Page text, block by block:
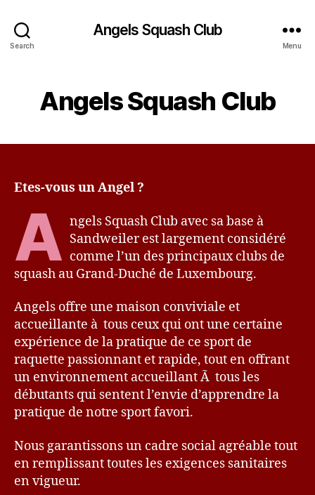
Search
Angels Squash Club
Menu
Angels Squash Club
Etes-vous un Angel ?
A ngels Squash Club avec sa base à
Sandweiler est largement considéré
comme l’un des principaux clubs de
squash au Grand-Duché de Luxembourg.
Angels offre une maison conviviale et
accueillante à tous ceux qui ont une certaine
expérience de la pratique de ce sport de
raquette passionnant et rapide, tout en offrant
un environnement accueillant Ã tous les
débutants qui sentent l’envie d’apprendre la
pratique de notre sport favori.
Nous garantissons un cadre social agréable tout
en remplissant toutes les exigences sanitaires
en vigueur.